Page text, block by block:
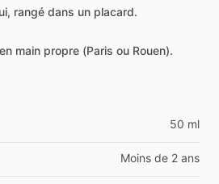
rangé dans un placard.
en main propre (Paris ou Rouen).
50 ml
Moins de 2 ans